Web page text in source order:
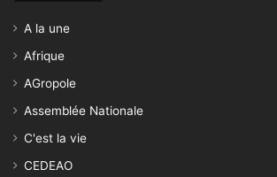
A la une
Afrique
AGropole
Assemblée Nationale
C'est la vie
CEDEAO